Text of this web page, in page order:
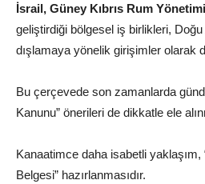
İsrail, Güney Kıbrıs Rum
geliştirdiği bölgesel iş birlikleri, Doğu
dışlamaya yönelik girişimler olarak
Bu çerçevede son zamanlarda
Kanunu” önerileri de dikkatle ele
Kanaatimce daha isabetli
Belgesi” hazırlanmasıdır.